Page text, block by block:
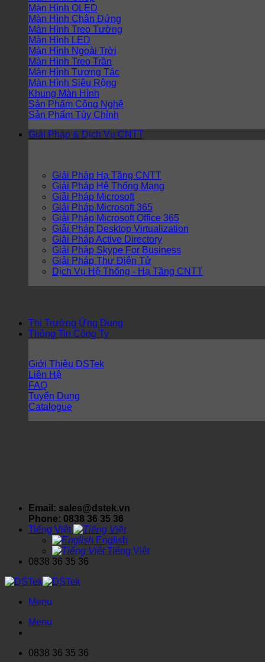
Màn Hình OLED
Màn Hình Chân Đứng
Màn Hình Treo Tường
Màn Hình LED
Màn Hình Ngoài Trời
Màn Hình Treo Trần
Màn Hình Tương Tác
Màn Hình Siêu Rộng
Khung Màn Hình
Sản Phẩm Công Nghệ
Sản Phẩm Tùy Chỉnh
Giải Pháp & Dịch Vụ CNTT
Giải Pháp Hạ Tầng CNTT
Giải Pháp Hệ Thống Mạng
Giải Pháp Microsoft
Giải Pháp Microsoft 365
Giải Pháp Microsoft Office 365
Giải Pháp Desktop Virtualization
Giải Pháp Active Directory
Giải Pháp Skype For Business
Giải Pháp Thư Điện Tử
Dịch Vụ Hệ Thống - Hạ Tầng CNTT
Thị Trường Ứng Dụng
Thông Tin Công Ty
Giới Thiệu DSTek
Liên Hệ
FAQ
Tuyển Dụng
Catalogue
Email: sales@dstek.vn
Phone: 0838 36 35 36
Tiếng Việt
English
Tiếng Việt
0838 36 35 36
Menu
Menu
0838 36 35 36